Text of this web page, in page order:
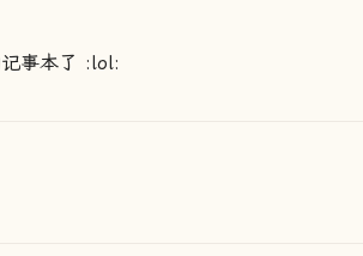
事本了 :lol: